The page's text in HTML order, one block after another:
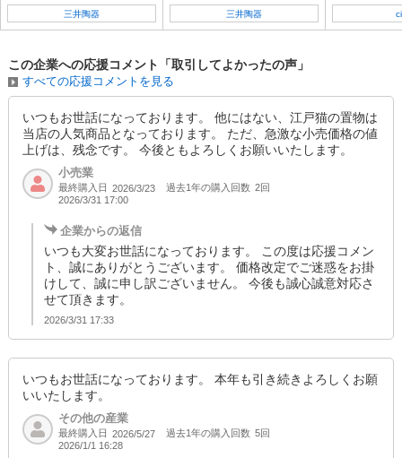
三井陶器 三井陶器
この企業への応援コメント「取引してよかったの声」
すべての応援コメントを見る
いつもお世話になっております。 他にはない、江戸猫の置物は
当店の人気商品となっております。 ただ、急激な小売価格の値
上げは、残念です。 今後ともよろしくお願いいたします。
小売業
最終購入日 2026/3/23 過去1年の購入回数 2回
2026/3/31 17:00
企業からの返信
いつも大変お世話になっております。 この度は応援コメン
ト、誠にありがとうございます。 価格改定でご迷惑をお掛
けして、誠に申し訳ございません。 今後も誠心誠意対応さ
せて頂きます。
2026/3/31 17:33
いつもお世話になっております。 本年も引き続きよろしくお願
いいたします。
その他の産業
最終購入日 2026/5/27 過去1年の購入回数 5回
2026/1/1 16:28